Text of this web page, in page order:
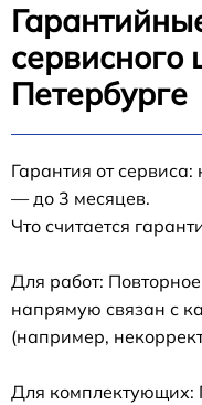
сервисного
Петербурге
Гарантия от
— до 3 месяцев.
Что считается
Для работ:
напрямую связан с
(например,
Для